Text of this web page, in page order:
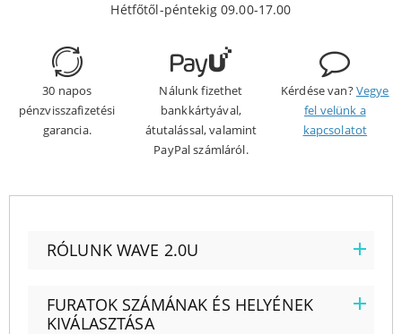
Hétfőtől-péntekig 09.00-17.00
30 napos
pénzvisszafizetési
garancia.
Nálunk fizethet
bankkártyával,
átutalással, valamint
PayPal számláról.
Kérdése van?Vegye
fel velünk a
kapcsolatot
RÓLUNK WAVE 2.0U
FURATOK SZÁMÁNAK ÉS HELYÉNEK
KIVÁLASZTÁSA